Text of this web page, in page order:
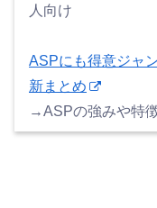
人向け
ASPにも得意ジャ
新まとめ
→ASPの強みや特